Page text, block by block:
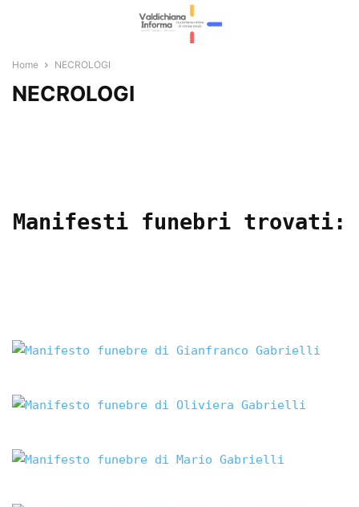
Home NECROLOGI
NECROLOGI
Manifesti funebri trovati: